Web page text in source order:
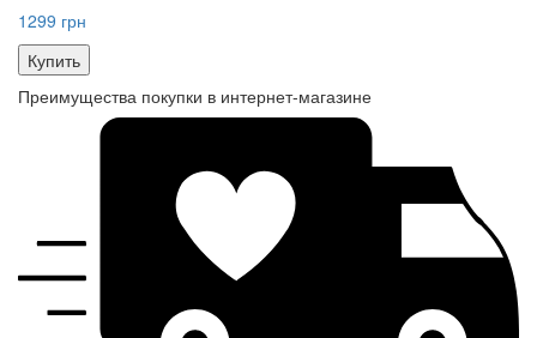
1299 грн
Купить
Преимущества покупки в интернет-магазине